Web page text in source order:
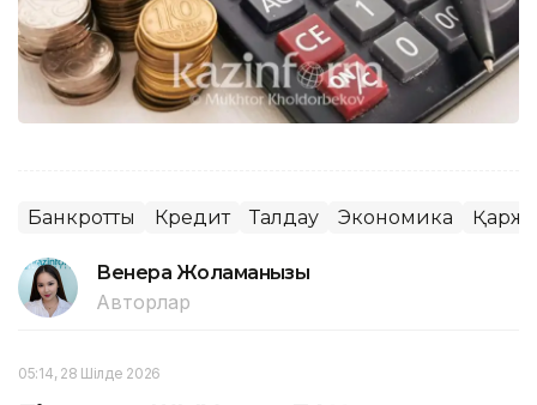
Банкроттық Кредит Талдау Экономика
Венера Жоламанқызы
Авторлар
05:14, 28 Шілде 2026